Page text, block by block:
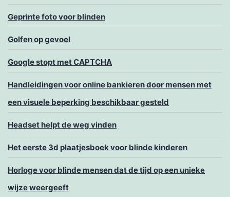
Geprinte foto voor blinden
Golfen op gevoel
Google stopt met CAPTCHA
Handleidingen voor online bankieren door mensen met
een visuele beperking beschikbaar gesteld
Headset helpt de weg vinden
Het eerste 3d plaatjesboek voor blinde kinderen
Horloge voor blinde mensen dat de tijd op een unieke
wijze weergeeft